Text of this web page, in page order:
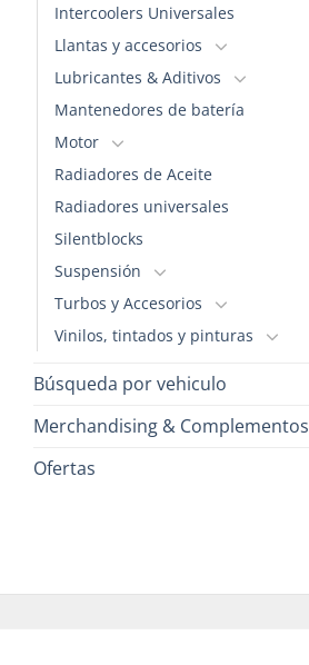
Intercoolers Universales
Llantas y accesorios
Lubricantes & Aditivos
Mantenedores de batería
Motor
Radiadores de Aceite
Radiadores universales
Silentblocks
Suspensión
Turbos y Accesorios
Vinilos, tintados y pinturas
Búsqueda por vehiculo
Merchandising & Complementos
Ofertas